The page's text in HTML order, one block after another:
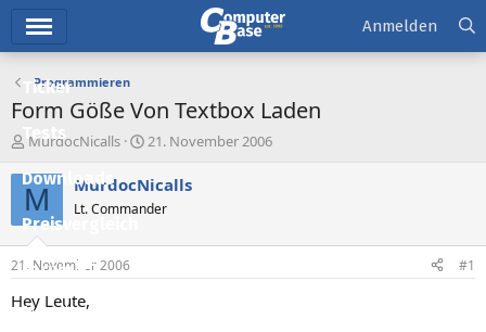
Ticker
Tests
Downloads
Preisvergleich
Forum
Aktuelles
Anmelden
Programmieren
Form Göße Von Textbox Laden
E
s
t
e
e
r
MurdocNicalls
E
s
e
t
21. November 2006
M MurdocNicalls
Lt. Commander
21. November 2006 #1
Hey Leute,